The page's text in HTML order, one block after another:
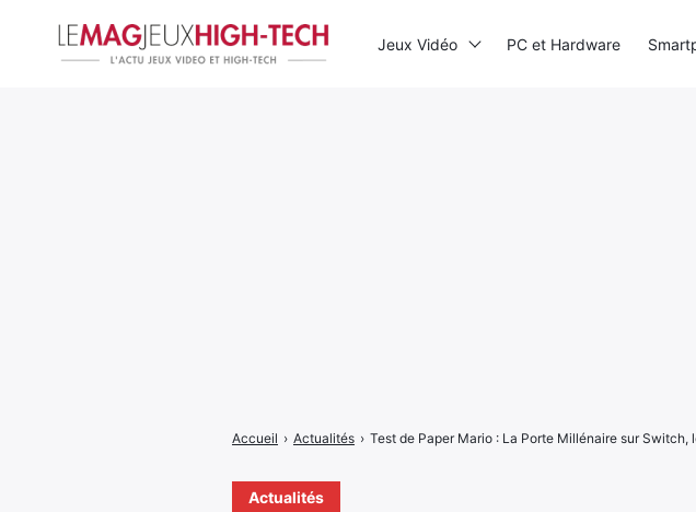
Actualités
Accueil › Actualités › Test de Paper Mario : La Porte Millénaire sur Switch,
Jeux Vidéo PC et Hardware